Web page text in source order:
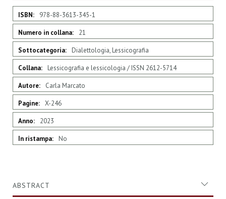
Informazioni978-88-3613-345-1
21
Dialettologia, Lessicografia
Lessicografia e lessicologia / ISSN 2612-5714
Carla Marcato
X-246
2023
No
ABSTRACT